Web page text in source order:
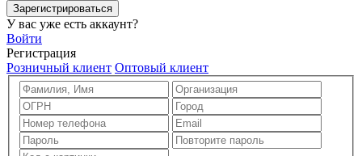
Зарегистрироваться
У вас уже есть аккаунт?
Войти
Регистрация
Розничный клиент Оптовый клиент